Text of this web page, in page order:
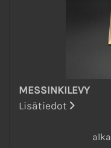
MESSINKILEVY
Lisätiedot